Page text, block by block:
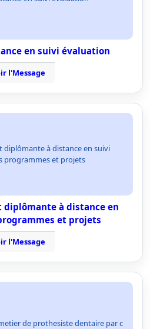
en suivi évaluation
l'Message
à distance en suivi
programmes et projets
à distance en
et projets
l'Message
de prothesiste dentaire par c